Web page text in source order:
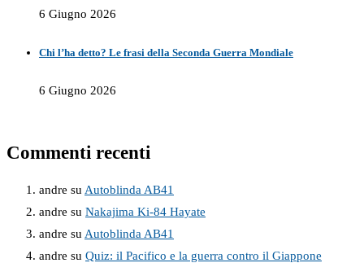
6 Giugno 2026
Chi l’ha detto? Le frasi della Seconda Guerra Mondiale
6 Giugno 2026
Commenti recenti
andre su Autoblinda AB41
andre su Nakajima Ki-84 Hayate
andre su Autoblinda AB41
andre su Quiz: il Pacifico e la guerra contro il Giappone